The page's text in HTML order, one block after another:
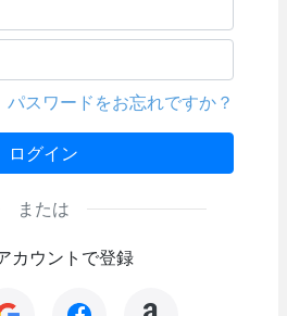
パスワードをお忘れですか？
ログイン
または
カウントで登録